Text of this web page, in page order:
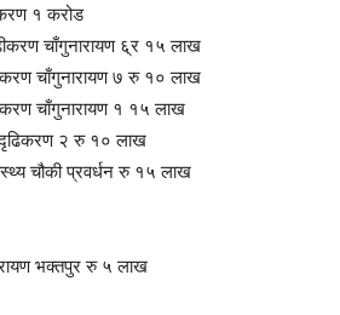
१ करोड
चाँगुनारायण ६्र १५ लाख
चाँगुनारायण ७ रु १० लाख
चाँगुनारायण १ १५ लाख
२ रु १० लाख
चौकी प्रवर्धन रु १५ लाख
भक्तपुर रु ५ लाख